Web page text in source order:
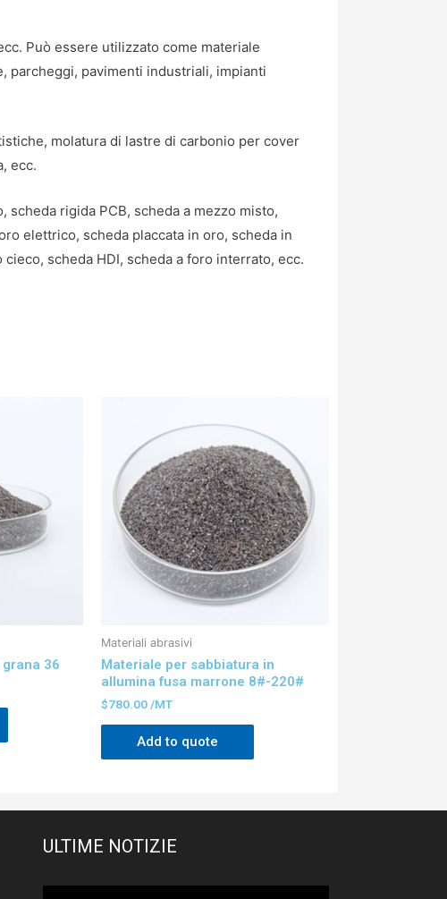
Può essere utilizzato come materiale
parcheggi, pavimenti industriali, impianti
molatura di lastre di carbonio per cover
ecc.
scheda rigida PCB, scheda a mezzo misto,
elettrico, scheda placcata in oro, scheda in
scheda HDI, scheda a foro interrato, ecc.
36
Materiali abrasivi
Materiale per sabbiatura in
allumina fusa marrone 8#-220#
$780.00 /MT
Add to quote
ULTIME NOTIZIE